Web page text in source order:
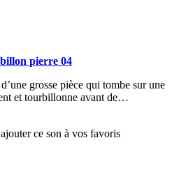
pierre 04
grosse pièce qui tombe sur une
et tourbillonne avant de…